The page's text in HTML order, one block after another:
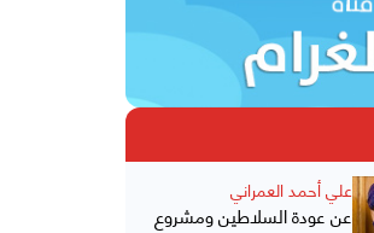
علي أحمد العمراني
عن عودة السلاطين ومشروع